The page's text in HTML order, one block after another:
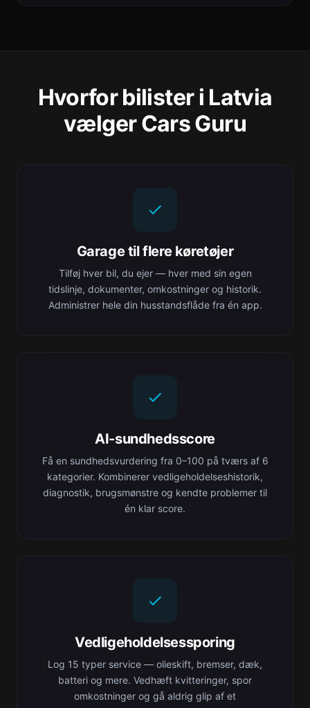
Hvorfor bilister i Latvia
vælger Cars Guru
Garage til flere køretøjer
Tilføj hver bil, du ejer — hver med sin egen
tidslinje, dokumenter, omkostninger og historik.
Administrer hele din husstandsflåde fra én app.
AI-sundhedsscore
Få en sundhedsvurdering fra 0–100 på tværs af 6
kategorier. Kombinerer vedligeholdelseshistorik,
diagnostik, brugsmønstre og kendte problemer til
én klar score.
Vedligeholdelsessporing
Log 15 typer service — olieskift, bremser, dæk,
batteri og mere. Vedhæft kvitteringer, spor
omkostninger og gå aldrig glip af et